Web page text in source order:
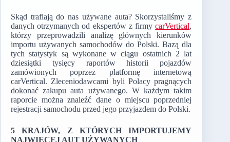
Skąd trafiają do nas używane auta? Skorzystaliśmy z
danych otrzymanych od ekspertów z firmycarVertical,
którzy przeprowadzili analizę głównych kierunków
importu używanych samochodów do Polski. Bazą dla
tych statystyk są wykonane w ciągu ostatnich 2 lat
dziesiątki tysięcy raportów historii pojazdów
zamówionych poprzez platformę internetową
carVertical. Zleceniodawcami byli Polacy pragnących
dokonać zakupu auta używanego. W każdym takim
raporcie można znaleźć dane o miejscu poprzedniej
rejestracji samochodu przed jego przyjazdem do Polski.
5 KRAJÓW, Z KTÓRYCH IMPORTUJEMY
NAJWIĘCEJ AUT UŻYWANYCH